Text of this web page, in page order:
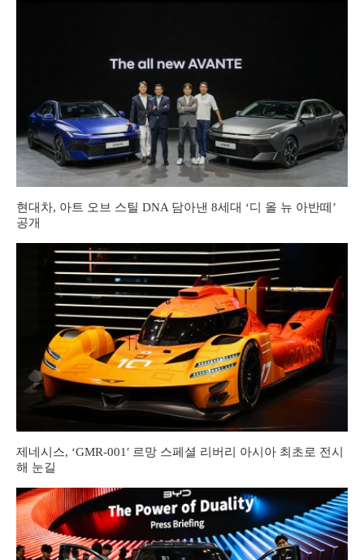
현대차, 아트 오브 스틸 DNA 담아낸 8세대 ‘디 올 뉴 아반떼’
공개
제네시스, ‘GMR-001′ 르망 스페셜 리버리 아시아 최초로 전시
해 눈길